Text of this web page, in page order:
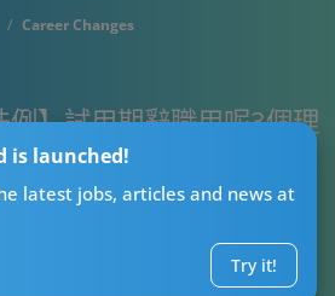
is launched!
latest jobs, articles and news at
Try it!
Career Changes
例】試用期辭職用呢3個理
通知期、人工有咩要注